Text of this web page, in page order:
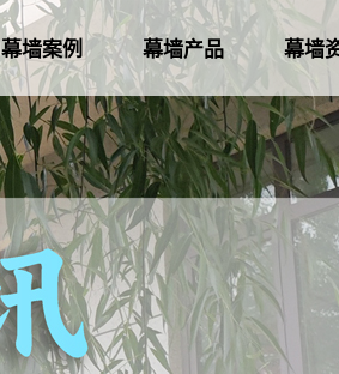
幕墙案例 幕墙产品 幕墙